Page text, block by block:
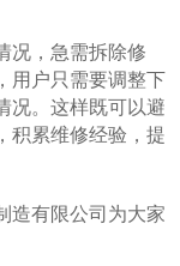
，急需拆除修
用户只需要调整下
况。这样既可以避
积累维修经验，提
有限公司为大家